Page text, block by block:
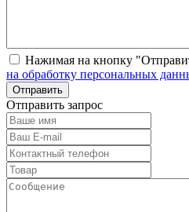
Нажимая на кнопку
на обработку персональных
Отправить запрос